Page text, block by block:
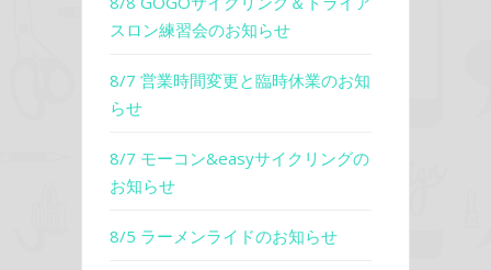
スロン練習会のお知らせ
8/7 営業時間変更と臨時休業のお知
らせ
8/7 モーコン&easyサイクリングの
お知らせ
8/5 ラーメンライドのお知らせ